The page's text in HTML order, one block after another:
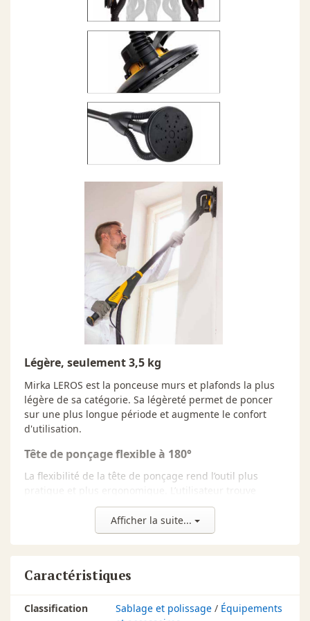
Légère, seulement 3,5 kg
Mirka LEROS est la ponceuse murs et plafonds la plus
légère de sa catégorie. Sa légèreté permet de poncer
sur une plus longue période et augmente le confort
d'utilisation.
Tête de ponçage flexible à 180°
La flexibilité de la tête de ponçage rend l’outil plus
pratique et plus ergonomique. L’utilisateur trouve
naturellement le meilleur angle de travail tout en
sollicitant moins physiquement l’ensemble de son
Grâce au mouvement orbital du plateau, la ponceuse
fait preuve d’une grande maniabilité et suit avec
précision les gestes de l’opérateur pour plus d'efficacité
Afficher la suite...
Caractéristiques
Classification Sablage et polissage / Équipements